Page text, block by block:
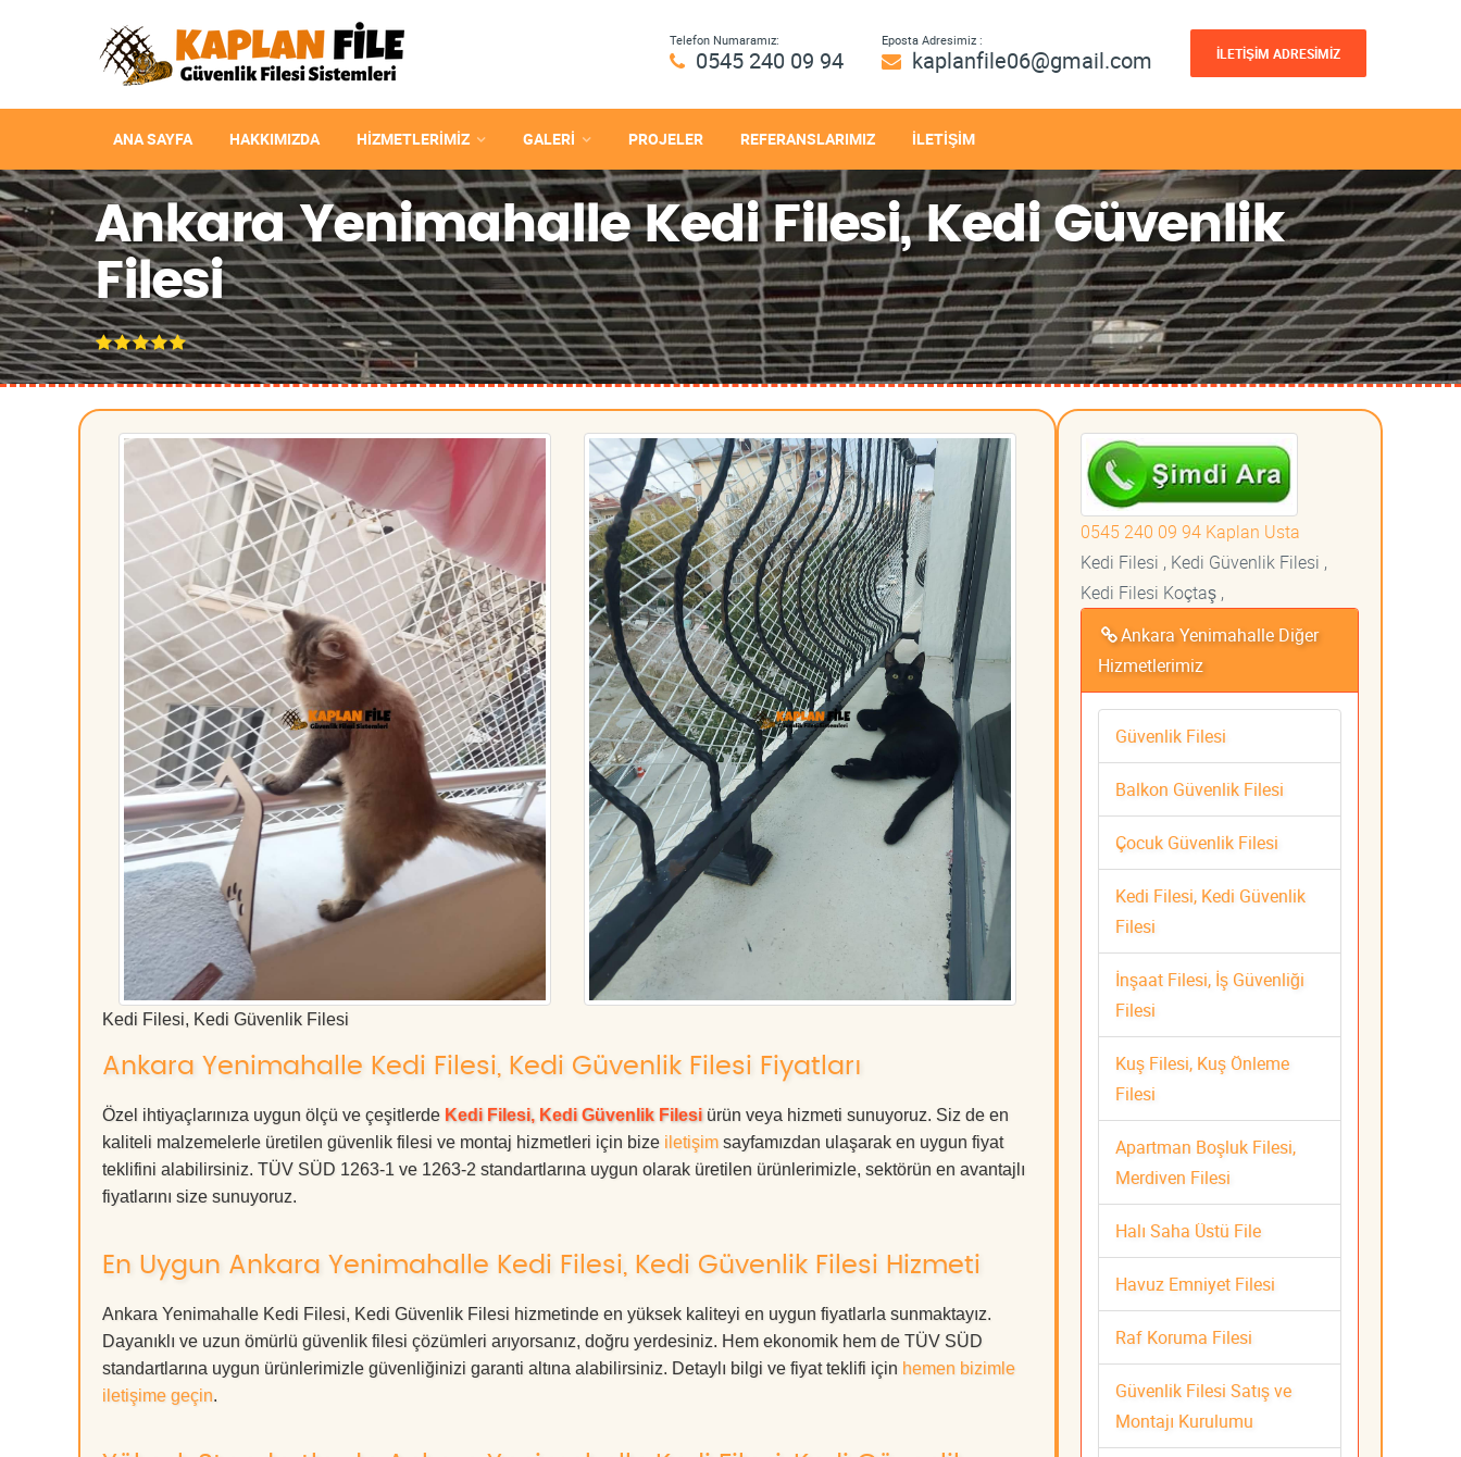
Telefon Numaramız:
0545 240 09 94
Eposta Adresimiz :
kaplanfile06@gmail.com İLETİŞİM ADRESİMİZ
ANA SAYFA HAKKIMIZDA HIZMETLERIMIZ GALERİ PROJELER REFERANSLARIMIZ İLETİŞİM
Ankara Yenimahalle Kedi Filesi, Kedi Güvenlik
Filesi
Kedi Filesi, Kedi Güvenlik Filesi
Ankara Yenimahalle Kedi Filesi, Kedi Güvenlik Filesi Fiyatları
Özel ihtiyaçlarınıza uygun ölçü ve çeşitlerde Kedi Filesi, Kedi Güvenlik Filesi ürün veya hizmeti sunuyoruz. Siz de en
kaliteli malzemelerle üretilen güvenlik filesi ve montaj hizmetleri için bize iletişim sayfamızdan ulaşarak en uygun fiyat
teklifini alabilirsiniz. TÜV SÜD 1263-1 ve 1263-2 standartlarına uygun olarak üretilen ürünlerimizle, sektörün en avantajlı
fiyatlarını size sunuyoruz.
En Uygun Ankara Yenimahalle Kedi Filesi, Kedi Güvenlik Filesi Hizmeti
Ankara Yenimahalle Kedi Filesi, Kedi Güvenlik Filesi hizmetinde en yüksek kaliteyi en uygun fiyatlarla sunmaktayız.
Dayanıklı ve uzun ömürlü güvenlik filesi çözümleri arıyorsanız, doğru yerdesiniz. Hem ekonomik hem de TÜV SÜD
standartlarına uygun ürünlerimizle güvenliğinizi garanti altına alabilirsiniz. Detaylı bilgi ve fiyat teklifi için hemen bizimle
iletişime geçin.
0545 240 09 94 Kaplan Usta
Kedi Filesi , Kedi Güvenlik Filesi ,
Kedi Filesi Koçtaş ,
Ankara Yenimahalle Diğer
Hizmetlerimiz
Güvenlik Filesi
Balkon Güvenlik Filesi
Çocuk Güvenlik Filesi
Kedi Filesi, Kedi Güvenlik
Filesi
İnşaat Filesi, İş Güvenliği
Filesi
Kuş Filesi, Kuş Önleme
Filesi
Apartman Boşluk Filesi,
Merdiven Filesi
Halı Saha Üstü File
Havuz Emniyet Filesi
Raf Koruma Filesi
Güvenlik Filesi Satış ve
Montajı Kurulumu